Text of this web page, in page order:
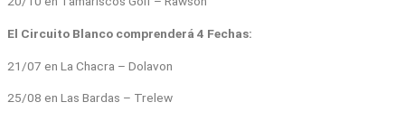
El Circuito Blanco comprenderá 4 Fechas:
21/07 en La Chacra – Dolavon
25/08 en Las Bardas – Trelew